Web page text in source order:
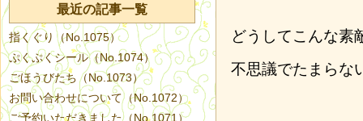
どうしてこんな素
不思議でたまらな
最近の記事一覧
指くぐり（No.1075）
ぷくぷくシール（No.1074）
ごほうびたち（No.1073）
お問い合わせについて（No.1072）
ご予約いただきました（No.1071）